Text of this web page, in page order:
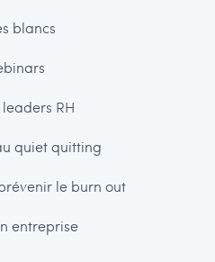
blancs
RH
quiet quitting
le burn out
entreprise